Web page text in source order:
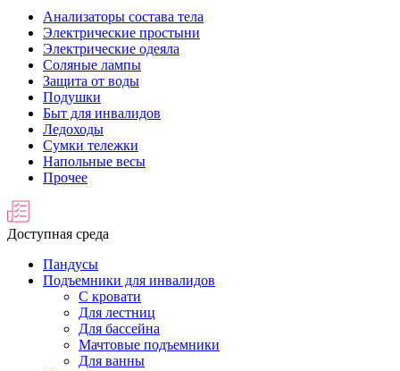
Анализаторы состава тела
Электрические простыни
Электрические одеяла
Соляные лампы
Защита от воды
Подушки
Быт для инвалидов
Ледоходы
Сумки тележки
Напольные весы
Прочее
Доступная среда
Пандусы
Подъемники для инвалидов
С кровати
Для лестниц
Для бассейна
Мачтовые подъемники
Для ванны